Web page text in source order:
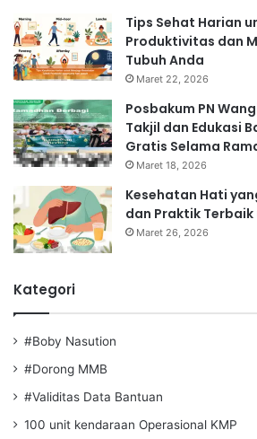
Tips Sehat Harian
Produktivitas dan
Tubuh Anda
Maret 22, 2026
Posbakum PN
Takjil dan Edukasi
Gratis Selama
Maret 18, 2026
Kesehatan Hati
dan Praktik
Maret 26, 2026
Kategori
#Boby Nasution
#Dorong MMB
#Validitas Data Bantuan
100 unit kendaraan Operasional KMP